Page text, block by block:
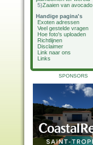
5)Zaaien van avocado
Handige pagina's
Exoten adressen
Veel gestelde vragen
Hoe foto's uploaden
Richtlijnen
Disclaimer
Link naar ons
Links
SPONSORS